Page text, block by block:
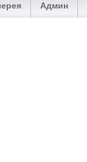
Админ